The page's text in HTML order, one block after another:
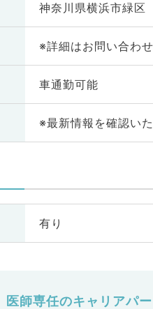
神奈川県横浜市緑区
※詳細はお問い合わ
車通勤可能
※最新情報を確認い
有り
医師専任のキャリアパ